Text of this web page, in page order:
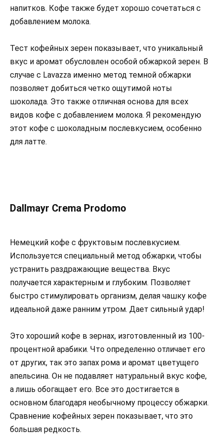
напитков. Кофе также будет хорошо сочетаться с
добавлением молока.
Тест кофейных зерен показывает, что уникальный
вкус и аромат обусловлен особой обжаркой зерен. В
случае с Lavazza именно метод темной обжарки
позволяет добиться четко ощутимой ноты
шоколада. Это также отличная основа для всех
видов кофе с добавлением молока. Я рекомендую
этот кофе с шоколадным послевкусием, особенно
для латте.
Dallmayr Crema Prodomo
Немецкий кофе с фруктовым послевкусием.
Используется специальный метод обжарки, чтобы
устранить раздражающие вещества. Вкус
получается характерным и глубоким. Позволяет
быстро стимулировать организм, делая чашку кофе
идеальной даже ранним утром. Дает сильный удар!
Это хороший кофе в зернах, изготовленный из 100-
процентной арабики. Что определенно отличает его
от других, так это запах рома и аромат цветущего
апельсина. Он не подавляет натуральный вкус кофе,
а лишь обогащает его. Все это достигается в
основном благодаря необычному процессу обжарки.
Сравнение кофейных зерен показывает, что это
большая редкость.